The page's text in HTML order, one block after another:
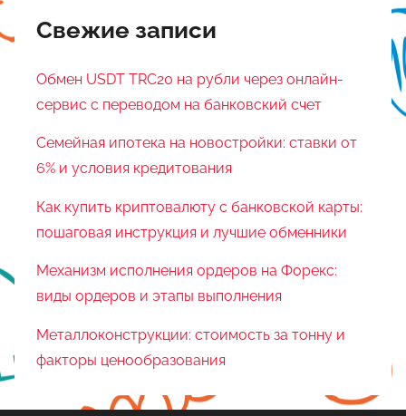
Свежие записи
Обмен USDT TRC20 на рубли через онлайн-
сервис с переводом на банковский счет
Семейная ипотека на новостройки: ставки от
6% и условия кредитования
Как купить криптовалюту с банковской карты:
пошаговая инструкция и лучшие обменники
Механизм исполнения ордеров на Форекс:
виды ордеров и этапы выполнения
Металлоконструкции: стоимость за тонну и
факторы ценообразования